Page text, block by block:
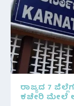
ರಾಜ್ಯದ 7
ಕಚೇರಿ ಮೇಲೆ